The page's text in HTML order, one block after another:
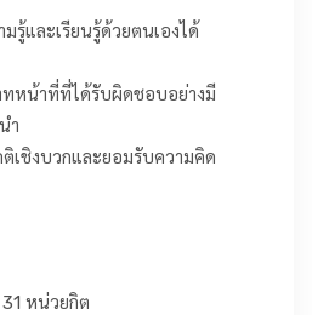
รู้และเรียนรู้ด้วยตนเองได้
หน้าที่ที่ได้รับผิดชอบอย่างมี
ำ
เชิงบวกและยอมรับความคิด
หน่วยกิต